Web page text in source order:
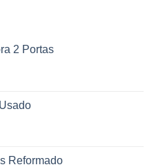
2 Portas
Reformado